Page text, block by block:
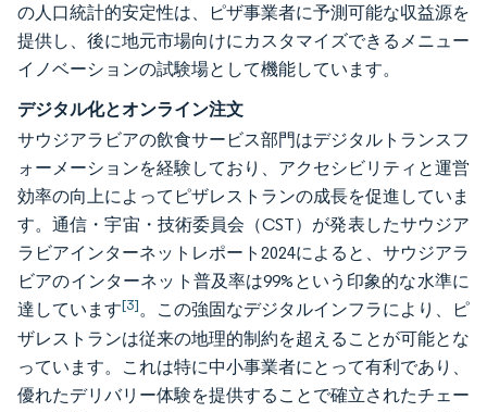
の人口統計的安定性は、ピザ事業者に予測可能な収益源を
提供し、後に地元市場向けにカスタマイズできるメニュー
イノベーションの試験場として機能しています。
デジタル化とオンライン注文
サウジアラビアの飲食サービス部門はデジタルトランスフ
ォーメーションを経験しており、アクセシビリティと運営
効率の向上によってピザレストランの成長を促進していま
す。通信・宇宙・技術委員会（CST）が発表したサウジア
ラビアインターネットレポート2024によると、サウジアラ
ビアのインターネット普及率は99%という印象的な水準に
達しています[3]。この強固なデジタルインフラにより、ピ
ザレストランは従来の地理的制約を超えることが可能とな
っています。これは特に中小事業者にとって有利であり、
優れたデリバリー体験を提供することで確立されたチェー